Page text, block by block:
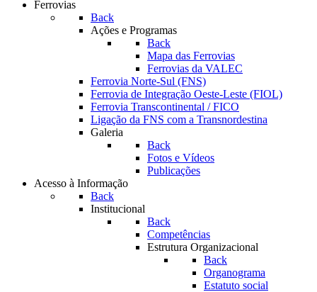
Ferrovias
Back
Ações e Programas
Back
Mapa das Ferrovias
Ferrovias da VALEC
Ferrovia Norte-Sul (FNS)
Ferrovia de Integração Oeste-Leste (FIOL)
Ferrovia Transcontinental / FICO
Ligação da FNS com a Transnordestina
Galeria
Back
Fotos e Vídeos
Publicações
Acesso à Informação
Back
Institucional
Back
Competências
Estrutura Organizacional
Back
Organograma
Estatuto social